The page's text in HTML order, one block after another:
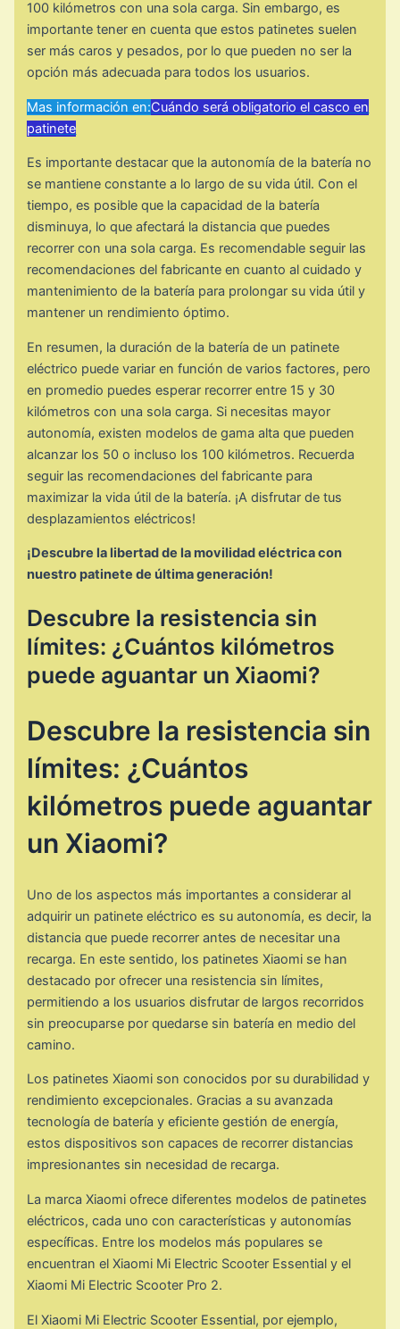
100 kilómetros con una sola carga. Sin embargo, es
importante tener en cuenta que estos patinetes suelen
ser más caros y pesados, por lo que pueden no ser la
opción más adecuada para todos los usuarios.
Mas información en:Cuándo será obligatorio el casco en
patinete
Es importante destacar que la autonomía de la batería no
se mantiene constante a lo largo de su vida útil. Con el
tiempo, es posible que la capacidad de la batería
disminuya, lo que afectará la distancia que puedes
recorrer con una sola carga. Es recomendable seguir las
recomendaciones del fabricante en cuanto al cuidado y
mantenimiento de la batería para prolongar su vida útil y
mantener un rendimiento óptimo.
En resumen, la duración de la batería de un patinete
eléctrico puede variar en función de varios factores, pero
en promedio puedes esperar recorrer entre 15 y 30
kilómetros con una sola carga. Si necesitas mayor
autonomía, existen modelos de gama alta que pueden
alcanzar los 50 o incluso los 100 kilómetros. Recuerda
seguir las recomendaciones del fabricante para
maximizar la vida útil de la batería. ¡A disfrutar de tus
desplazamientos eléctricos!
¡Descubre la libertad de la movilidad eléctrica con
nuestro patinete de última generación!
Descubre la resistencia sin
límites: ¿Cuántos kilómetros
puede aguantar un Xiaomi?
Descubre la resistencia sin
límites: ¿Cuántos
kilómetros puede aguantar
un Xiaomi?
Uno de los aspectos más importantes a considerar al
adquirir un patinete eléctrico es su autonomía, es decir, la
distancia que puede recorrer antes de necesitar una
recarga. En este sentido, los patinetes Xiaomi se han
destacado por ofrecer una resistencia sin límites,
permitiendo a los usuarios disfrutar de largos recorridos
sin preocuparse por quedarse sin batería en medio del
camino.
Los patinetes Xiaomi son conocidos por su durabilidad y
rendimiento excepcionales. Gracias a su avanzada
tecnología de batería y eficiente gestión de energía,
estos dispositivos son capaces de recorrer distancias
impresionantes sin necesidad de recarga.
La marca Xiaomi ofrece diferentes modelos de patinetes
eléctricos, cada uno con características y autonomías
específicas. Entre los modelos más populares se
encuentran el Xiaomi Mi Electric Scooter Essential y el
Xiaomi Mi Electric Scooter Pro 2.
El Xiaomi Mi Electric Scooter Essential, por ejemplo,